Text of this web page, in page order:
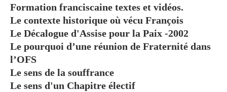
Formation franciscaine textes et vidéos.
Le contexte historique où vécu François
Le Décalogue d'Assise pour la Paix -2002
Le pourquoi d’une réunion de Fraternité dans
l’OFS
Le sens de la souffrance
Le sens d'un Chapitre électif